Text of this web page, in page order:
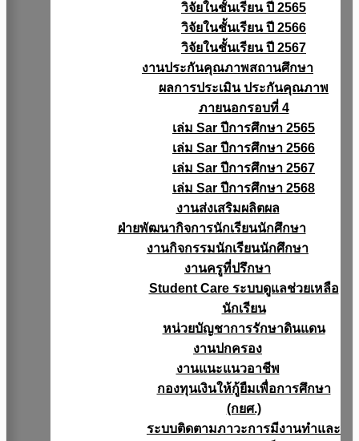
วิจัยในชั้นเรียน ปี 2565
วิจัยในชั้นเรียน ปี 2566
วิจัยในชั้นเรียน ปี 2567
งานประกันคุณภาพสถานศึกษา
ผลการประเมิน ประกันคุณภาพ
ภายนอกรอบที่ 4
เล่ม Sar ปีการศึกษา 2565
เล่ม Sar ปีการศึกษา 2566
เล่ม Sar ปีการศึกษา 2567
เล่ม Sar ปีการศึกษา 2568
งานส่งเสริมผลิตผล
ฝ่ายพัฒนากิจการนักเรียนนักศึกษา
งานกิจกรรมนักเรียนนักศึกษา
งานครูที่ปรึกษา
Student Care ระบบดูแลช่วยเหลือ
นักเรียน
หน่วยบัญชาการรักษาดินแดน
งานปกครอง
งานแนะแนวอาชีพ
กองทุนเงินให้กู้ยืมเพื่อการศึกษา
(กยศ.)
ระบบติดตามภาวะการมีงานทำและ